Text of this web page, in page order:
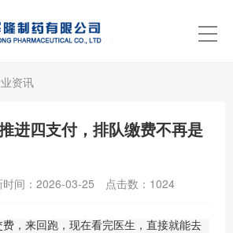
资讯
进四支付，排队缴费不再是
时间：2026-03-25 点击数： 1024
费，来回跑，现在看完医生，直接就能去